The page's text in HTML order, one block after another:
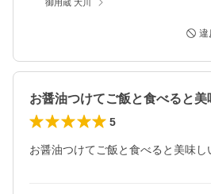
御用蔵 大川
違
5
お醤油つけてご飯と食べると美味し